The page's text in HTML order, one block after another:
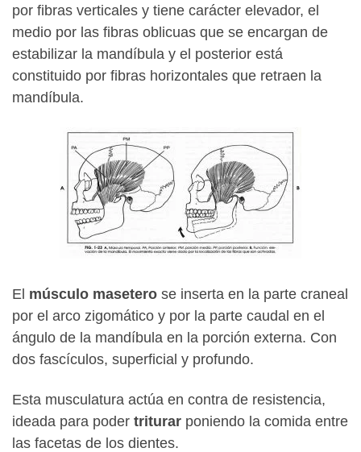
por fibras verticales y tiene carácter elevador, el
medio por las fibras oblicuas que se encargan de
estabilizar la mandíbula y el posterior está
constituido por fibras horizontales que retraen la
mandíbula.
El músculo masetero se inserta en la parte craneal
por el arco zigomático y por la parte caudal en el
ángulo de la mandíbula en la porción externa. Con
dos fascículos, superficial y profundo.
Esta musculatura actúa en contra de resistencia,
ideada para poder triturar poniendo la comida entre
las facetas de los dientes.